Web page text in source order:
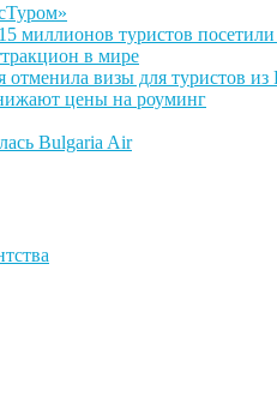
миллионов туристов
в мире
отменила визы для туристов из
цены на роуминг
Bulgaria Air